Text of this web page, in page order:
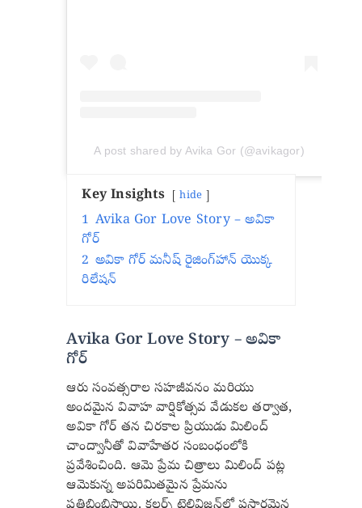
A post shared by Avika Gor (@avikagor)
Key Insights hide
1 Avika Gor Love Story – అవికా
గోర్
2 అవికా గోర్ మనీష్ రైజింగ్‌హాన్‌ యొక్క
రిలేషన్
Avika Gor Love Story – అవికా
గోర్
ఆరు సంవత్సరాల సహజీవనం మరియు
అందమైన వివాహ వార్షికోత్సవ వేడుకల తర్వాత,
అవికా గోర్ తన చిరకాల ప్రియుడు మిలింద్
చాంద్వానీతో వివాహేతర సంబంధంలోకి
ప్రవేశించింది. ఆమె ప్రేమ చిత్రాలు మిలింద్ పట్ల
ఆమెకున్న అపరిమితమైన ప్రేమను